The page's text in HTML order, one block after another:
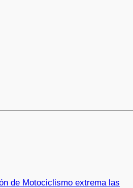
de Motociclismo extrema las